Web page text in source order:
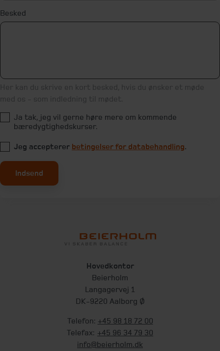
Besked
Her kan du skrive en kort besked, hvis du ønsker et møde
med os - som indledning til mødet.
Ja tak, jeg vil gerne høre mere om kommende
bæredygtighedskurser.
Jeg accepterer betingelser for databehandling.
Indsend
Hovedkontor
Beierholm
Langagervej 1
DK-9220 Aalborg Ø
Telefon: +45 98 18 72 00
Telefax: +45 96 34 79 30
info@beierholm.dk